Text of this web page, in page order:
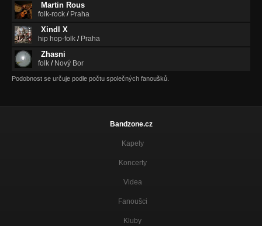
Martin Rous
folk-rock / Praha
Xindl X
hip hop-folk / Praha
Zhasni
folk / Nový Bor
Podobnost se určuje podle počtu společných fanoušků.
Bandzone.cz
Kapely
Koncerty
Videa
Fanoušci
Kluby